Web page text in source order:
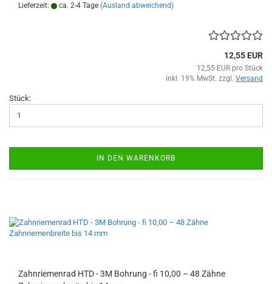
Lieferzeit:
ca. 2-4 Tage (Ausland abweichend)
12,55 EUR
12,55 EUR pro Stück
inkl. 19% MwSt. zzgl. Versand
Stück:
IN DEN WARENKORB
Zahnriemenrad HTD - 3M Bohrung - fi 10,00 – 48 Zähne